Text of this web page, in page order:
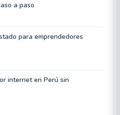
a paso
para emprendedores
internet en Perú sin